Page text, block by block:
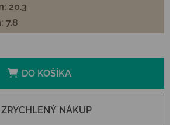
20.3
7.8
DO KOŠÍKA
ZRÝCHLENÝ NÁKUP